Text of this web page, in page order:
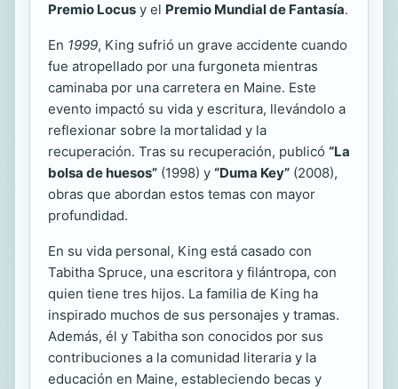
Premio Locus y el Premio Mundial de Fantasía.
En 1999, King sufrió un grave accidente cuando
fue atropellado por una furgoneta mientras
caminaba por una carretera en Maine. Este
evento impactó su vida y escritura, llevándolo a
reflexionar sobre la mortalidad y la
recuperación. Tras su recuperación, publicó “La
bolsa de huesos” (1998) y “Duma Key” (2008),
obras que abordan estos temas con mayor
profundidad.
En su vida personal, King está casado con
Tabitha Spruce, una escritora y filántropa, con
quien tiene tres hijos. La familia de King ha
inspirado muchos de sus personajes y tramas.
Además, él y Tabitha son conocidos por sus
contribuciones a la comunidad literaria y la
educación en Maine, estableciendo becas y